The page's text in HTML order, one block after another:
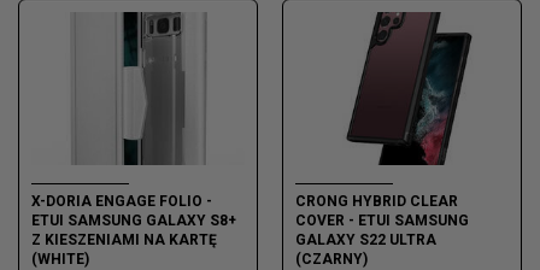
X-DORIA ENGAGE FOLIO -
ETUI SAMSUNG GALAXY S8+
Z KIESZENIAMI NA KARTĘ
(WHITE)
CRONG HYBRID CLEAR
COVER - ETUI SAMSUNG
GALAXY S22 ULTRA
(CZARNY)